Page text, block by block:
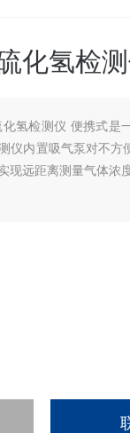
化氢检
氢检测仪 便携式是
仪内置吸气泵对不方
现远距离测量气体浓